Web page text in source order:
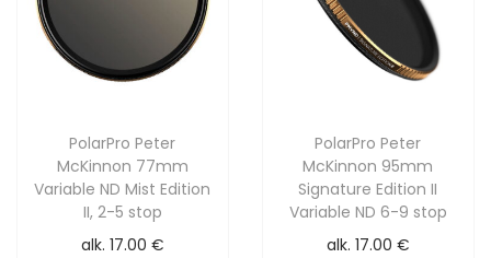
PolarPro Peter
McKinnon 77mm
Variable ND Mist Edition
II, 2-5 stop
alk. 17.00 €
PolarPro Peter
McKinnon 95mm
Signature Edition II
Variable ND 6-9 stop
alk. 17.00 €